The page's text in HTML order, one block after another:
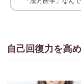
自己回復力を高